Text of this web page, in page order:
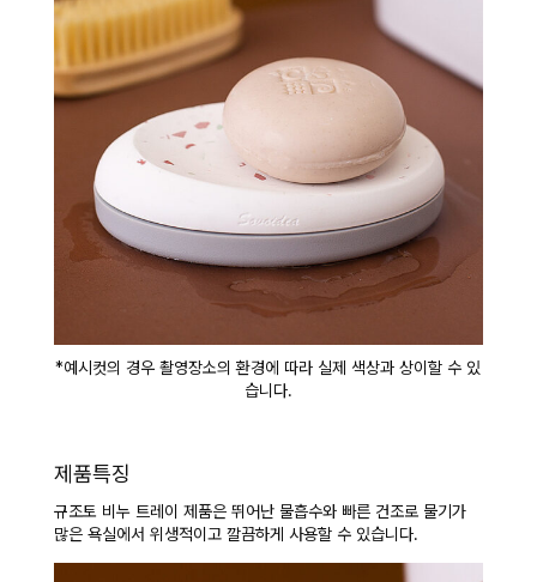
*예시컷의 경우 촬영장소의 환경에 따라 실제 색상과 상이할 수 있
습니다.
제품특징
규조토 비누 트레이 제품은 뛰어난 물흡수와 빠른 건조로 물기가
많은 욕실에서 위생적이고 깔끔하게 사용할 수 있습니다.